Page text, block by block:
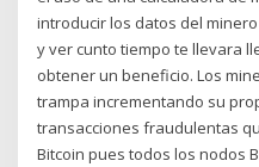
introducir los datos del
y ver cunto tiempo te llevara
obtener un beneficio. Los
trampa incrementando su
transacciones fraudulentas
Bitcoin pues todos los nodos